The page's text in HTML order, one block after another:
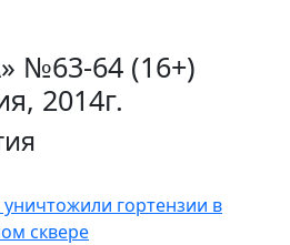
№63-64 (16+)
2014г.
гортензии в
сквере